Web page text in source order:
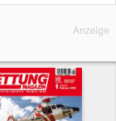
Anzeige